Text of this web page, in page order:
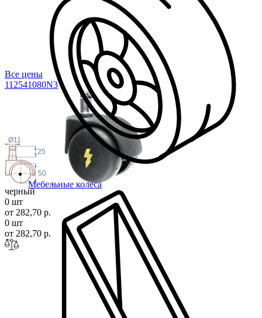
Мебельные колеса
Все цены
112541080N3
Ø11
25
50
черный
0 шт
от 282,70 р.
0 шт
от 282,70 р.